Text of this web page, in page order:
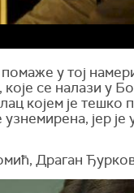
у тој
које се налази у
којем је тешко
јер
Драган